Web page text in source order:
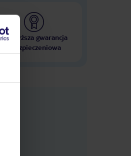
Najwyższa gwarancja
ubezpieczeniowa